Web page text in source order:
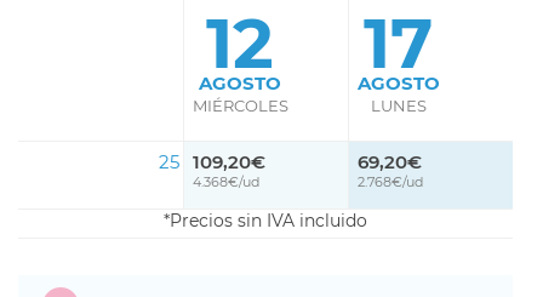
12
AGOSTO
MIÉRCOLES
17
AGOSTO
LUNES
25 109,20€
4.368€/ud
69,20€
2.768€/ud
Precios sin IVA incluido